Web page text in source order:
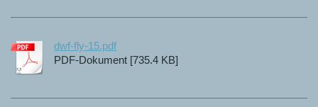
dwf-fly-15.pdf
PDF-Dokument [735.4 KB]